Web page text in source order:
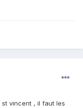
vincent , il faut les